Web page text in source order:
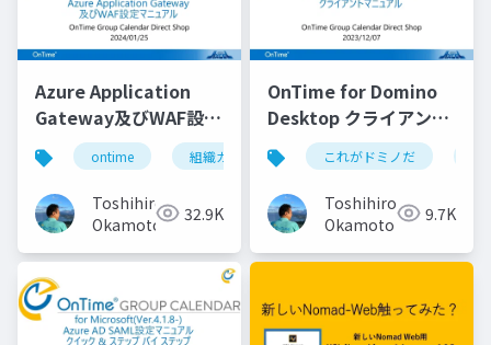
Azure Application
Gateway及びWAF設定
マニュアル
ontime 組織カレンダー 組織スケジュール
Toshihiro
Okamoto
32.9K
OnTime for Domino
Desktop クライアント
マニュアルこれがドミノだ
Toshihiro
Okamoto
9.7K